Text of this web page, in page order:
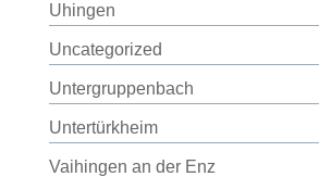
Uhingen
Uncategorized
Untergruppenbach
Untertürkheim
Vaihingen an der Enz